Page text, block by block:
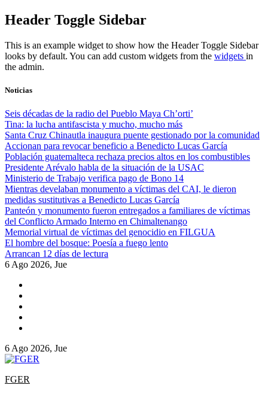
Skip
to
Header Toggle Sidebar
This is an example widget to show how the Header Toggle Sidebar
looks by default. You can add custom widgets from the widgets in
the admin.
Noticias
Seis décadas de la radio del Pueblo Maya Ch’orti’
Tina: la lucha antifascista y mucho, mucho más
Santa Cruz Chinautla inaugura puente gestionado por la comunidad
Accionan para revocar beneficio a Benedicto Lucas García
Población guatemalteca rechaza precios altos en los combustibles
Presidente Arévalo habla de la situación de la USAC
Ministerio de Trabajo verifica pago de Bono 14
Mientras develaban monumento a víctimas del CAI, le dieron
medidas sustitutivas a Benedicto Lucas García
Panteón y monumento fueron entregados a familiares de víctimas
del Conflicto Armado Interno en Chimaltenango
Memorial virtual de víctimas del genocidio en FILGUA
El hombre del bosque: Poesía a fuego lento
Arrancan 12 días de lectura
6 Ago 2026, Jue
6 Ago 2026, Jue
FGER